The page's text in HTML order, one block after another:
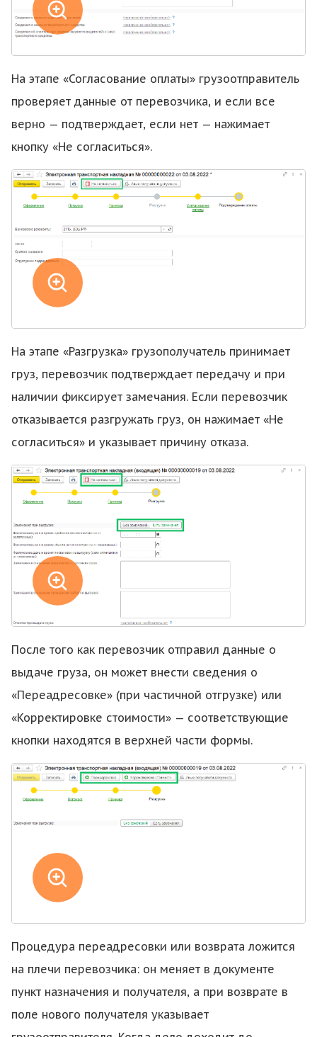
На этапе «Согласование оплаты» грузоотправитель
проверяет данные от перевозчика, и если все
верно — подтверждает, если нет — нажимает
кнопку «Не согласиться».
На этапе «Разгрузка» грузополучатель принимает
груз, перевозчик подтверждает передачу и при
наличии фиксирует замечания. Если перевозчик
отказывается разгружать груз, он нажимает «Не
согласиться» и указывает причину отказа.
После того как перевозчик отправил данные о
выдаче груза, он может внести сведения о
«Переадресовке» (при частичной отгрузке) или
«Корректировке стоимости» — соответствующие
кнопки находятся в верхней части формы.
Процедура переадресовки или возврата ложится
на плечи перевозчика: он меняет в документе
пункт назначения и получателя, а при возврате в
поле нового получателя указывает